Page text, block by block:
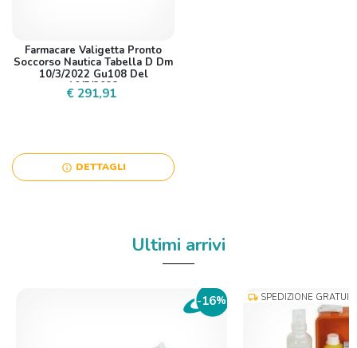
Farmacare Valigetta Pronto
Soccorso Nautica Tabella D Dm
10/3/2022 Gu108 Del
10/5/2022
€ 291,91
info DETTAGLI
Ultimi arrivi
-16% local_shipping SPEDIZIONE